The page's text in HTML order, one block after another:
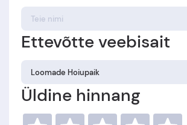
Ettevõtte veebisait
Üldine hinnang